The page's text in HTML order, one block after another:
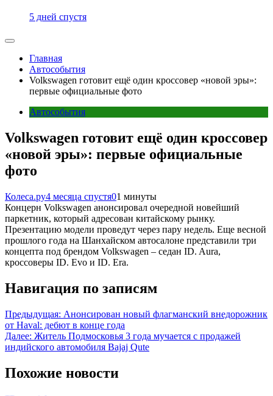
5 дней спустя
Главная
Автособытия
Volkswagen готовит ещё один кроссовер «новой эры»:
первые официальные фото
Автособытия
Volkswagen готовит ещё один кроссовер
«новой эры»: первые официальные
фото
Колеса.ру4 месяца спустя01 минуты
Концерн Volkswagen анонсировал очередной новейший
паркетник, который адресован китайскому рынку.
Презентацию модели проведут через пару недель. Еще весной
прошлого года на Шанхайском автосалоне представили три
концепта под брендом Volkswagen – седан ID. Aura,
кроссоверы ID. Evo и ID. Era.
Навигация по записям
Предыдущая: Анонсирован новый флагманский внедорожник
от Haval: дебют в конце года
Далее: Житель Подмосковья 3 года мучается с продажей
индийского автомобиля Bajaj Qute
Похожие новости